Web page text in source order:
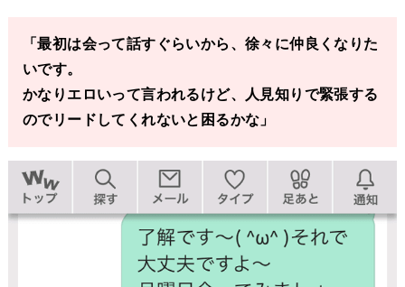
「最初は会って話すぐらいから、徐々に仲良くなりた
いです。
かなりエロいって言われるけど、人見知りで緊張する
のでリードしてくれないと困るかな」